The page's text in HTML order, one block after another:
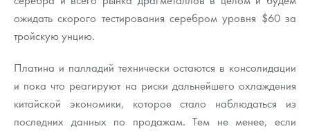
ожидать скорого тестирования серебром уровня $60 за
тройскую унцию.
Платина и палладий технически остаются в консолидации
и пока что реагируют на риски дальнейшего охлаждения
китайской экономики, которое стало наблюдаться из
последних данных по продажам. Тем не менее, если